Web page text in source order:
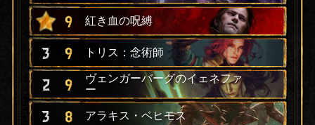
9 紅き血の呪縛
3 9 トリス：念術師
2 9
ヴェンガーバーグのイェネファ
ー
3 8 アラキス・ベヒモス